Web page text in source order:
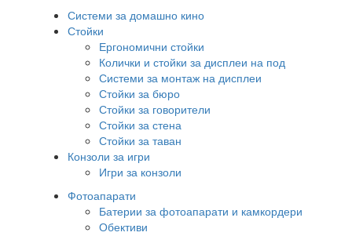
Системи за домашно кино
Стойки
Ергономични стойки
Колички и стойки за дисплеи на под
Системи за монтаж на дисплеи
Стойки за бюро
Стойки за говорители
Стойки за стена
Стойки за таван
Конзоли за игри
Игри за конзоли
Фотоапарати
Батерии за фотоапарати и камкордери
Обективи